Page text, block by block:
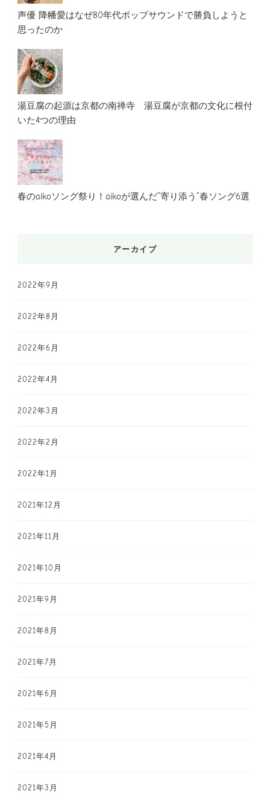
声優 降幡愛はなぜ80年代ポップサウンドで勝負しようと
思ったのか
湯豆腐の起源は京都の南禅寺 湯豆腐が京都の文化に根付
いた4つの理由
春のaikoソング祭り！aikoが選んだ”寄り添う”春ソング6選
アーカイブ
2022年9月
2022年8月
2022年6月
2022年4月
2022年3月
2022年2月
2022年1月
2021年12月
2021年11月
2021年10月
2021年9月
2021年8月
2021年7月
2021年6月
2021年5月
2021年4月
2021年3月